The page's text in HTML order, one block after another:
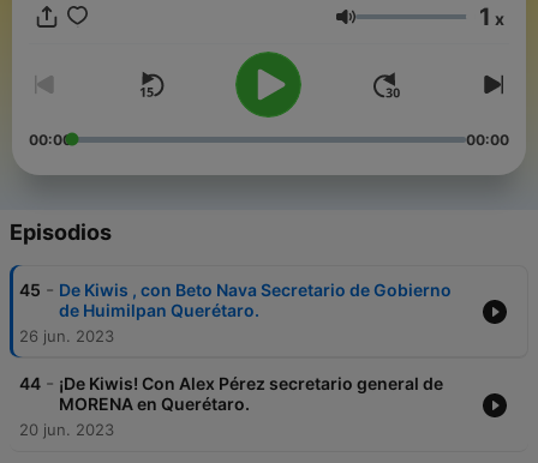
Volumen 1 x
00:00 00:00
Episodios
45 - De Kiwis , con Beto Nava Secretario de Gobierno
de Huimilpan Querétaro.
26 jun. 2023
44 - ¡De Kiwis! Con Alex Pérez secretario general de
MORENA en Querétaro.
20 jun. 2023